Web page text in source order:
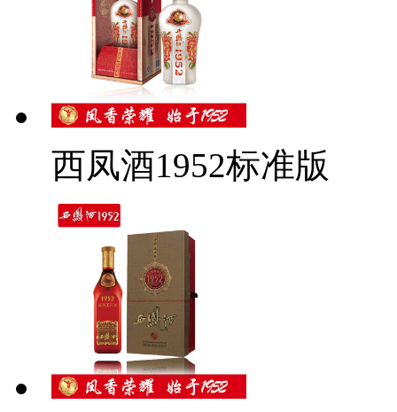
西凤酒1952标准版